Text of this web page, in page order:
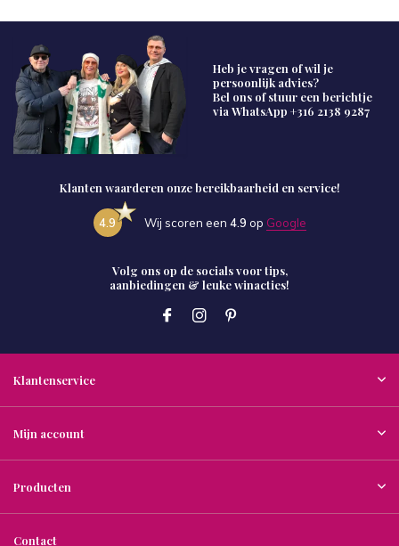
Heb je vragen of wil je
persoonlijk advies?
Bel ons of stuur een berichtje
via WhatsApp +316 2138 9287
Klanten waarderen onze bereikbaarheid en service!
4.9 Wij scoren een 4.9 op Google
Volg ons op de socials voor tips,
aanbiedingen & leuke winacties!
Klantenservice
Mijn account
Producten
Contact